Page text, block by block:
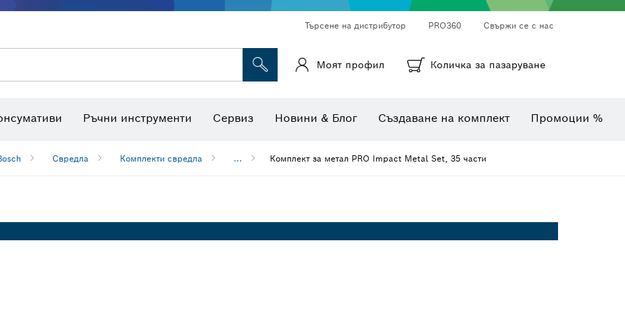
Търсене на дистрибутор PRO360 Свържи се с нас
Моят профил Количка за пазаруване
Ръчни инструменти Сервиз Новини & Блог Създаване на комплект Промоции %
Свредла Комплекти свредла ... Комплект за метал PRO Impact Metal Set, 35 части